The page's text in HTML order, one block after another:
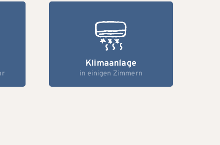
Klimaanlage
in einigen Zimmern